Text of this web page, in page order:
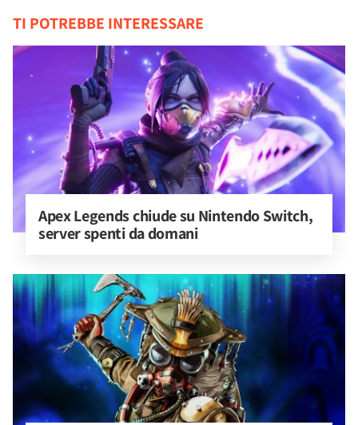
TI POTREBBE INTERESSARE
Apex Legends chiude su Nintendo Switch,
server spenti da domani